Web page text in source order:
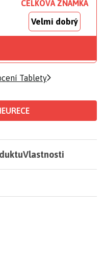
CELKOVÁ ZNÁMKA
Velmi dobrý
Tablety
Vlastnosti